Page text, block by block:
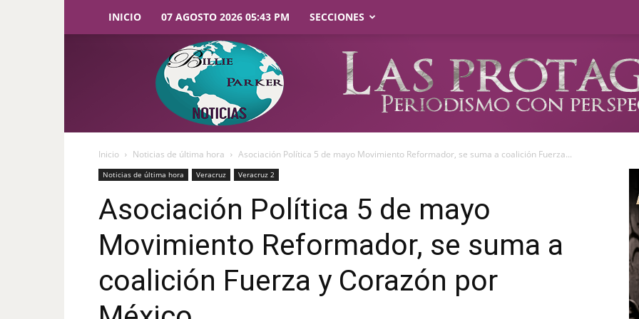
INICIO 07 AGOSTO 2026 05:43 PM SECCIONES
Parker
Noticias
Inicio Noticias de última hora Asociación Política 5 de mayo Movimiento Reformador, se suma a coalición Fuerza...
Noticias de última hora Veracruz Veracruz 2
Asociación Política 5 de mayo
Movimiento Reformador, se suma a
coalición Fuerza y Corazón por